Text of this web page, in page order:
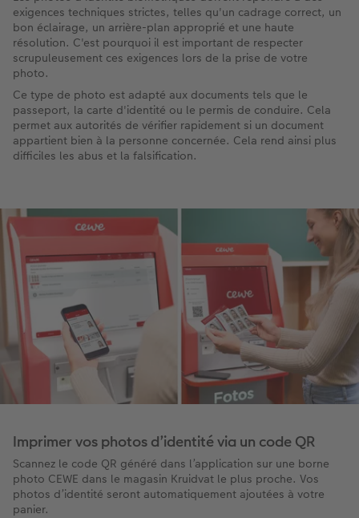
exigences techniques strictes, telles qu'un cadrage correct, un
bon éclairage, un arrière-plan approprié et une haute
résolution. C'est pourquoi il est important de respecter
scrupuleusement ces exigences lors de la prise de votre
photo.
Ce type de photo est adapté aux documents tels que le
passeport, la carte d'identité ou le permis de conduire. Cela
permet aux autorités de vérifier rapidement si un document
appartient bien à la personne concernée. Cela rend ainsi plus
difficiles les abus et la falsification.
Imprimer vos photos d’identité via un code QR​
​Scannez le code QR généré dans l’application sur une borne
photo CEWE dans le magasin Kruidvat le plus proche. Vos
photos d’identité seront automatiquement ajoutées à votre
panier.​